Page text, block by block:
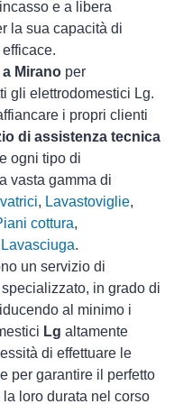
e a libera
la sua capacità di
Mirano per
gli elettrodomestici Lg.
i propri clienti
di assistenza tecnica
ogni tipo di
vasta gamma di
, Lavastoviglie,
cottura,
Lavasciuga.
un servizio di
in grado di
al minimo i
Lg altamente
di effettuare le
per garantire il perfetto
loro durata nel corso